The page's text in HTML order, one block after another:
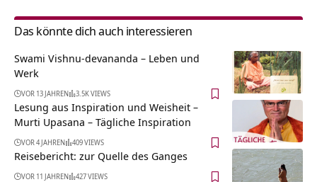
Das könnte dich auch interessieren
Swami Vishnu-devananda – Leben und
Werk
VOR 13 JAHREN 3.5K VIEWS
Lesung aus Inspiration und Weisheit –
Murti Upasana – Tägliche Inspiration
VOR 4 JAHREN 409 VIEWS
Reisebericht: zur Quelle des Ganges
VOR 11 JAHREN 427 VIEWS